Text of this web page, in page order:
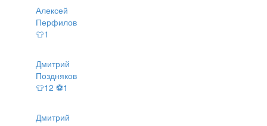
Алексей
Перфилов
👕1
Дмитрий
Поздняков
👕12 ⚽1
Дмитрий